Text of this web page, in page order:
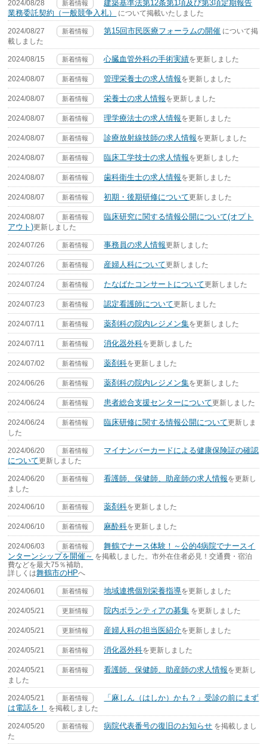
2024/08/28 新着情報
建築基準法第12条第1項及び第3項定期報告
業務委託契約（一般競争入札）
について掲載いたしました
2024/08/27 新着情報 第15回市民医療フォーラムの開催 について掲
載しました
2024/08/15 新着情報 心臓血管外科の手術実績を更新しました
2024/08/07 新着情報 管理栄養士の求人情報を更新しました
2024/08/07 新着情報 栄養士の求人情報を更新しました
2024/08/07 新着情報 理学療法士の求人情報を更新しました
2024/08/07 新着情報 診療放射線技師の求人情報を更新しました
2024/08/07 新着情報 臨床工学技士の求人情報を更新しました
2024/08/07 新着情報 歯科衛生士の求人情報を更新しました
2024/08/07 新着情報 初期・後期研修について更新しました
2024/08/07 新着情報
臨床研究に関する情報公開について(オプト
アウト)更新しました
2024/07/26 新着情報 事務員の求人情報更新しました
2024/07/26 新着情報 産婦人科について更新しました
2024/07/24 新着情報 たなばたコンサートについて更新しました
2024/07/23 新着情報 認定看護師について更新しました
2024/07/11 新着情報 薬剤科の院内レジメン集を更新しました
2024/07/11 新着情報 消化器外科を更新しました
2024/07/02 新着情報 薬剤科を更新しました
2024/06/26 新着情報 薬剤科の院内レジメン集を更新しました
2024/06/24 新着情報 患者総合支援センターについて更新しました
2024/06/24 新着情報 臨床研修に関する情報公開について更新しま
した
2024/06/20 新着情報
マイナンバーカードによる健康保険証の確認
について更新しました
2024/06/20 新着情報 看護師、保健師、助産師の求人情報を更新し
ました
2024/06/10 新着情報 薬剤科を更新しました
2024/06/10 新着情報 麻酔科を更新しました
2024/06/03 新着情報
舞鶴でナース体験！～公的4病院でナースイ
ンターンシップを開催～ を掲載しました。市外在住者必見！交通費・宿泊
費などを最大75％補助。
詳しくは舞鶴市のHPへ
2024/06/01 新着情報 地域連携個別栄養指導を更新しました
2024/05/21 更新情報 院内ボランティアの募集 を更新しました
2024/05/21 更新情報 産婦人科の担当医紹介を更新しました
2024/05/21 新着情報 消化器外科を更新しました
2024/05/21 新着情報 看護師、保健師、助産師の求人情報を更新し
ました
2024/05/21 新着情報
「麻しん（はしか）かも？」受診の前にまず
は電話を！
を掲載しました
2024/05/20 新着情報 病院代表番号の復旧のお知らせ を掲載しまし
た